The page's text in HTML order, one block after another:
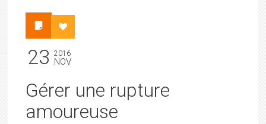
23 2016
NOV
Gérer une rupture
amoureuse